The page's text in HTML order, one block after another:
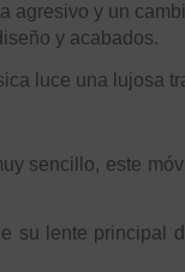
y un
y acabados.
luce una
sencillo, este
lente